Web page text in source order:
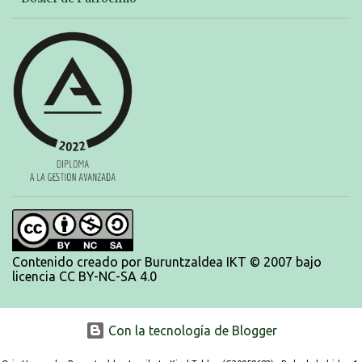
participantes. Toda la información sobre convocatorias y competiciones la
encontraréis en nuestra web, en el siguiente enlace:
https://www.es.buruntzaldeaikt.eus/competici%C3%B3n/egutegia#h.9xisch
p06awl ¡Mucha suert...
Contenido creado por Buruntzaldea IKT © 2007 bajo
licencia CC BY-NC-SA 4.0
Con la tecnología de Blogger